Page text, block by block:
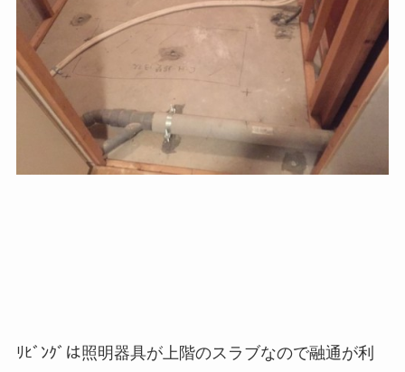
ﾘﾋﾞﾝｸﾞは照明器具が上階のスラブなので融通が利